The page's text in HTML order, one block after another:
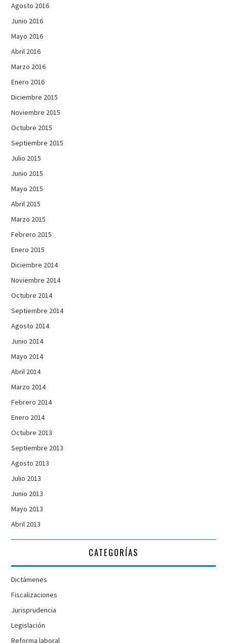
Agosto 2016
Junio 2016
Mayo 2016
Abril 2016
Marzo 2016
Enero 2016
Diciembre 2015
Noviembre 2015
Octubre 2015
Septiembre 2015
Julio 2015
Junio 2015
Mayo 2015
Abril 2015
Marzo 2015
Febrero 2015
Enero 2015
Diciembre 2014
Noviembre 2014
Octubre 2014
Septiembre 2014
Agosto 2014
Junio 2014
Mayo 2014
Abril 2014
Marzo 2014
Febrero 2014
Enero 2014
Octubre 2013
Septiembre 2013
Agosto 2013
Julio 2013
Junio 2013
Mayo 2013
Abril 2013
CATEGORÍAS
Dictámenes
Fiscalizaciones
Jurisprudencia
Legislación
Reforma laboral